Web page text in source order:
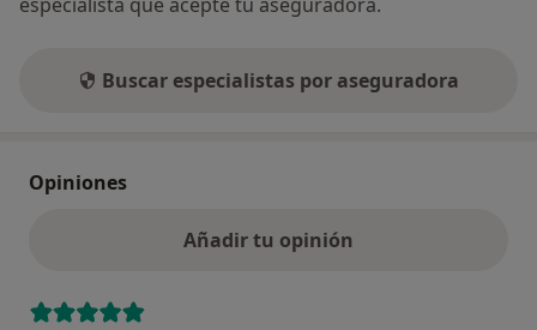
Buscar especialistas por aseguradora
Opiniones
Añadir tu opinión